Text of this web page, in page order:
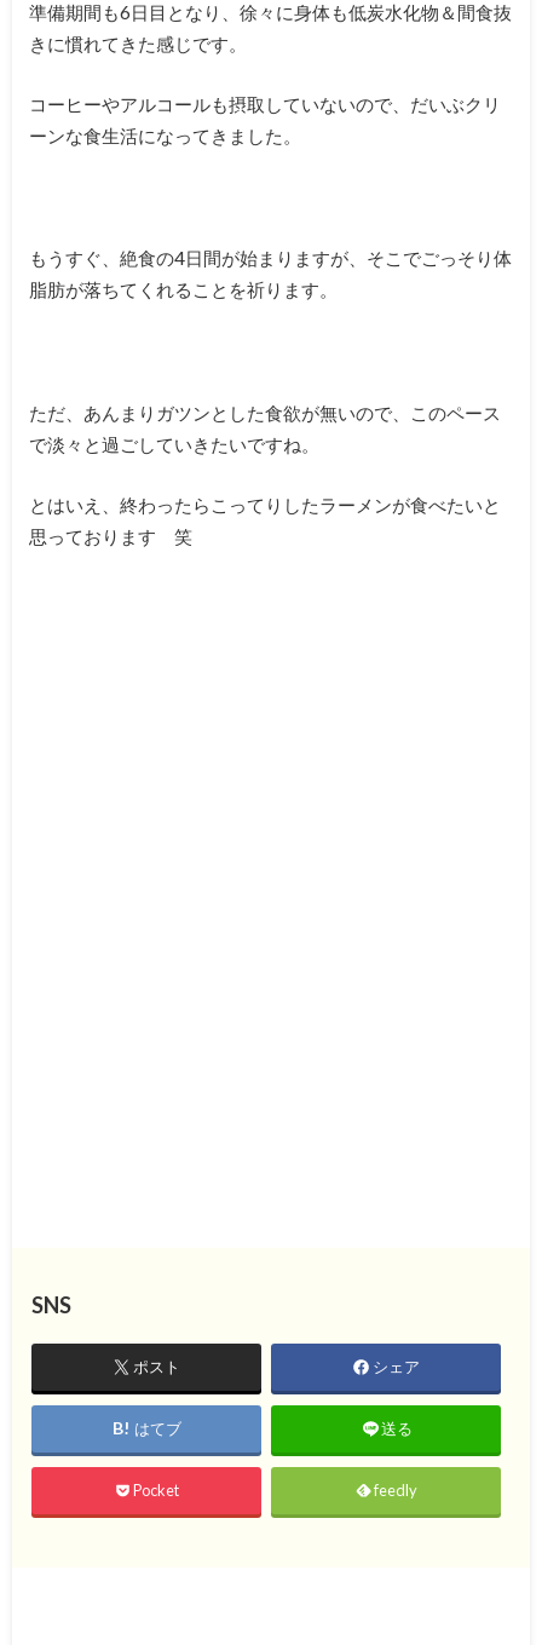
準備期間も6日目となり、徐々に身体も低炭水化物＆間食抜
きに慣れてきた感じです。
コーヒーやアルコールも摂取していないので、だいぶクリ
ーンな食生活になってきました。
もうすぐ、絶食の4日間が始まりますが、そこでごっそり体
脂肪が落ちてくれることを祈ります。
ただ、あんまりガツンとした食欲が無いので、このペース
で淡々と過ごしていきたいですね。
とはいえ、終わったらこってりしたラーメンが食べたいと
思っております 笑
SNS
ポスト シェア
はてブ 送る
Pocket feedly